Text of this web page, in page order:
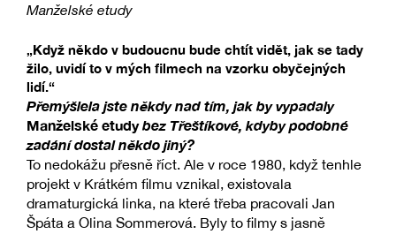
Manželské etudy
„Když někdo v budoucnu bude chtít vidět, jak se tady
žilo, uvidí to v mých filmech na vzorku obyčejných
lidí.“
Přemýšlela jste někdy nad tím, jak by vypadaly
Manželské etudybez Třeštíkové, kdyby podobné
zadání dostal někdo jiný?
To nedokážu přesně říct. Ale v roce 1980, když tenhle
projekt v Krátkém filmu vznikal, existovala
dramaturgická linka, na které třeba pracovali Jan
Špáta a Olina Sommerová. Byly to filmy s jasně